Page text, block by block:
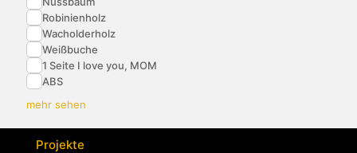
Robinienholz
Wacholderholz
Weißbuche
1 Seite I love you, MOM
ABS
mehr sehen
Projekte